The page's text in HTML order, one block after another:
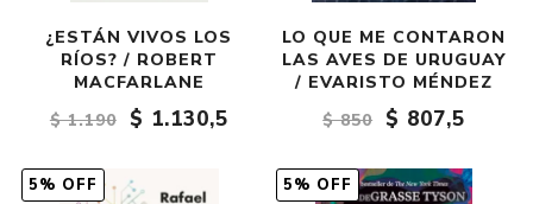
¿ESTÁN VIVOS LOS
RÍOS? / ROBERT
MACFARLANE
$ 1.190
$ 1.130,5
LO QUE ME CONTARON
LAS AVES DE URUGUAY
/ EVARISTO MÉNDEZ
$ 850
$ 807,5
5% OFF 5% OFF